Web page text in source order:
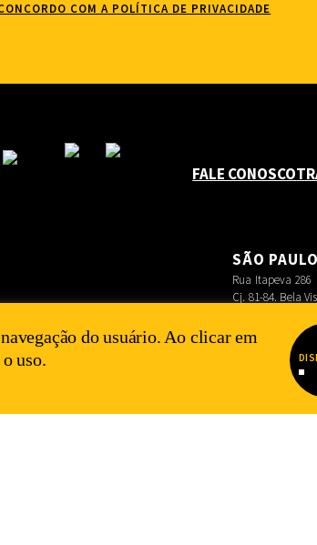
COM A POLÍTICA DE PRIVACIDADE
FALE CONOSCO
SÃO PAULO
Rua Itapeva 286
Cj. 81-84. Bela
do usuário. Ao clicar em
uso.